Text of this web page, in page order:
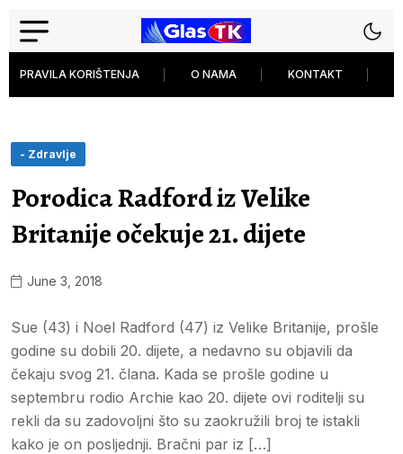
PRAVILA KORIŠTENJA O NAMA KONTAKT
- Zdravlje
Porodica Radford iz Velike
Britanije očekuje 21. dijete
June 3, 2018
Sue (43) i Noel Radford (47) iz Velike Britanije, prošle
godine su dobili 20. dijete, a nedavno su objavili da
čekaju svog 21. člana. Kada se prošle godine u
septembru rodio Archie kao 20. dijete ovi roditelji su
rekli da su zadovoljni što su zaokružili broj te istakli
kako je on posljednji. Bračni par iz […]